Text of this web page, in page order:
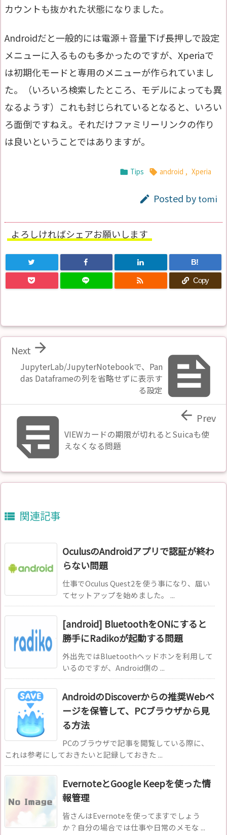
カウントも抜かれた状態になりました。
Androidだと一般的には電源＋音量下げ長押しで設定
メニューに入るものも多かったのですが、Xperiaで
は初期化モードと専用のメニューが作られていまし
た。（いろいろ検索したところ、モデルによっても異
なるようす）これも封じられているとなると、いろい
ろ面倒ですねえ。それだけファミリーリンクの作り
は良いということではありますが。
 Tips  android , Xperia
 Posted by tomi
よろしければシェアお願いします
B!
 Copy

JupyterLab/JupyterNotebookで、Pan
das Dataframeの列を省略せずに表示す
る設定

Next
VIEWカードの期限が切れるとSuicaも使
えなくなる問題
 Prev
 関連記事
OculusのAndroidアプリで認証が終わ
らない問題
仕事でOculus Quest2を使う事になり、届い
てセットアップを始めました。 ...
[android] BluetoothをONにすると
勝手にRadikoが起動する問題
外出先ではBluetoothヘッドホンを利用して
いるのですが、Android側の ...
AndroidのDiscoverからの推奨Webペ
ージを保管して、PCブラウザから見
る方法
PCのブラウザで記事を閲覧している際に、
これは参考にしておきたいと記録しておきた ...
EvernoteとGoogle Keepを使った情
報管理
皆さんはEvernoteを使ってますでしょう
か？自分の場合では仕事や日常のメモな ...